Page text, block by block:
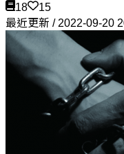
18
15
最近更新 / 2022-09-20